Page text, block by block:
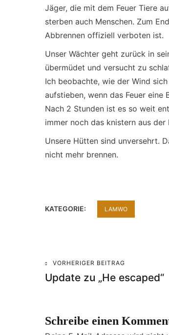
Jäger, die mit dem Feuer Tiere
sterben auch Menschen. Zum
Abbrennen offiziell verboten ist.
Unser Wächter geht zurück in
übermüdet und versucht zu
Ich beobachte, wie der Wind
aufstieben, wenn das Feuer
Nach 2 Stunden ist es so weit
immer noch das knistern aus der
Unsere Hütten sind unversehrt.
nicht mehr brennen.
KATEGORIE: LAMWO
VORHERIGER BEITRAG
Update zu „He escaped“
Schreibe einen